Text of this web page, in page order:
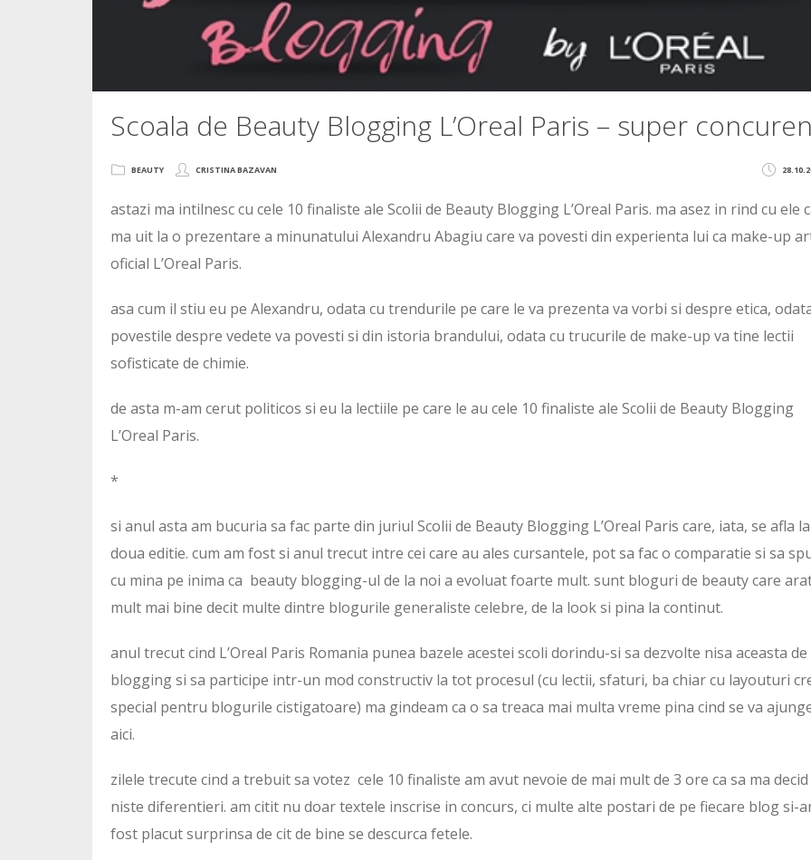
Scoala de Beauty Blogging L’Oreal Paris – super
BEAUTY CRISTINA BAZAVAN
astazi ma intilnesc cu cele 10 finaliste ale Scolii de Beauty Blogging L’Oreal Paris. ma asez in rind cu ele
ma uit la o prezentare a minunatului Alexandru Abagiu care va povesti din experienta lui ca make-up
oficial L’Oreal Paris.
asa cum il stiu eu pe Alexandru, odata cu trendurile pe care le va prezenta va vorbi si despre etica,
povestile despre vedete va povesti si din istoria brandului, odata cu trucurile de make-up va tine lectii
sofisticate de chimie.
de asta m-am cerut politicos si eu la lectiile pe care le au cele 10 finaliste ale Scolii de Beauty Blogging
L’Oreal Paris.
*
si anul asta am bucuria sa fac parte din juriul Scolii de Beauty Blogging L’Oreal Paris care, iata, se afla
doua editie. cum am fost si anul trecut intre cei care au ales cursantele, pot sa fac o comparatie si sa
cu mina pe inima ca beauty blogging-ul de la noi a evoluat foarte mult. sunt bloguri de beauty care
mult mai bine decit multe dintre blogurile generaliste celebre, de la look si pina la continut.
anul trecut cind L’Oreal Paris Romania punea bazele acestei scoli dorindu-si sa dezvolte nisa aceasta de
blogging si sa participe intr-un mod constructiv la tot procesul (cu lectii, sfaturi, ba chiar cu layouturi
special pentru blogurile cistigatoare) ma gindeam ca o sa treaca mai multa vreme pina cind se va
aici.
zilele trecute cind a trebuit sa votez cele 10 finaliste am avut nevoie de mai mult de 3 ore ca sa ma decid
niste diferentieri. am citit nu doar textele inscrise in concurs, ci multe alte postari de pe fiecare blog si-
fost placut surprinsa de cit de bine se descurca fetele.